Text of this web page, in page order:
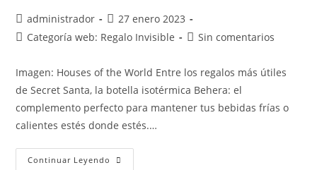
administrador
27 enero 2023
Categoría web: Regalo Invisible
Sin comentarios
Imagen: Houses of the World Entre los regalos más útiles
de Secret Santa, la botella isotérmica Behera: el
complemento perfecto para mantener tus bebidas frías o
calientes estés donde estés.…
Continuar Leyendo